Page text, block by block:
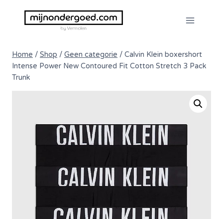
Home / Shop / Geen categorie / Calvin Klein boxershort
Intense Power New Contoured Fit Cotton Stretch 3 Pack
Trunk